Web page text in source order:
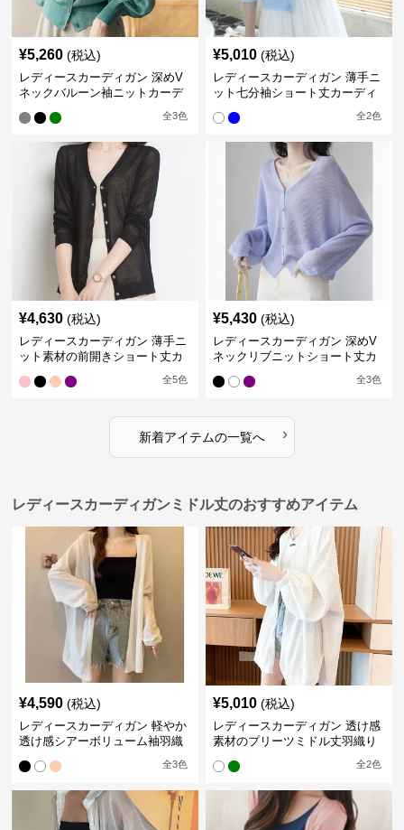
¥5,260 (税込)
レディースカーディガン 深めV
ネックバルーン袖ニットカーデ
全3色
¥5,010 (税込)
レディースカーディガン 薄手ニ
ット七分袖ショート丈カーディ
全2色
¥4,630 (税込)
レディースカーディガン 薄手ニ
ット素材の前開きショート丈カ
全5色
¥5,430 (税込)
レディースカーディガン 深めV
ネックリブニットショート丈カ
全3色
新着アイテムの一覧へ ›
レディースカーディガンミドル丈のおすすめアイテム
¥4,590 (税込)
レディースカーディガン 軽やか
透け感シアーボリューム袖羽織
全3色
¥5,010 (税込)
レディースカーディガン 透け感
素材のプリーツミドル丈羽織り
全2色